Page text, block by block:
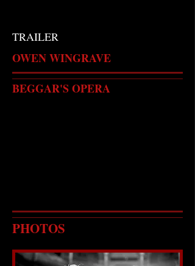
TRAILER
OWEN WINGRAVE
BEGGAR'S OPERA
PHOTOS